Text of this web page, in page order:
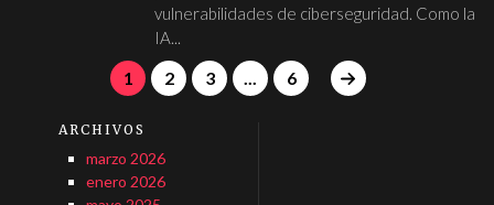
vulnerabilidades de ciberseguridad. Como la
IA...
1 2 3 ... 6
ARCHIVOS
marzo 2026
enero 2026